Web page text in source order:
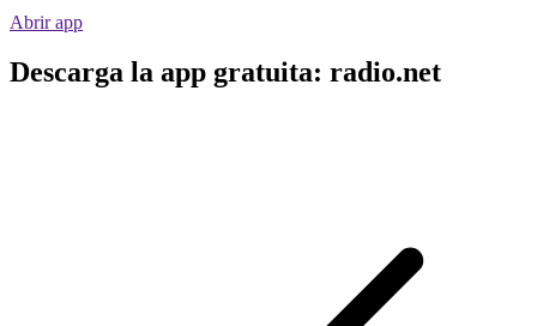
Abrir app
Descarga la app gratuita: radio.net